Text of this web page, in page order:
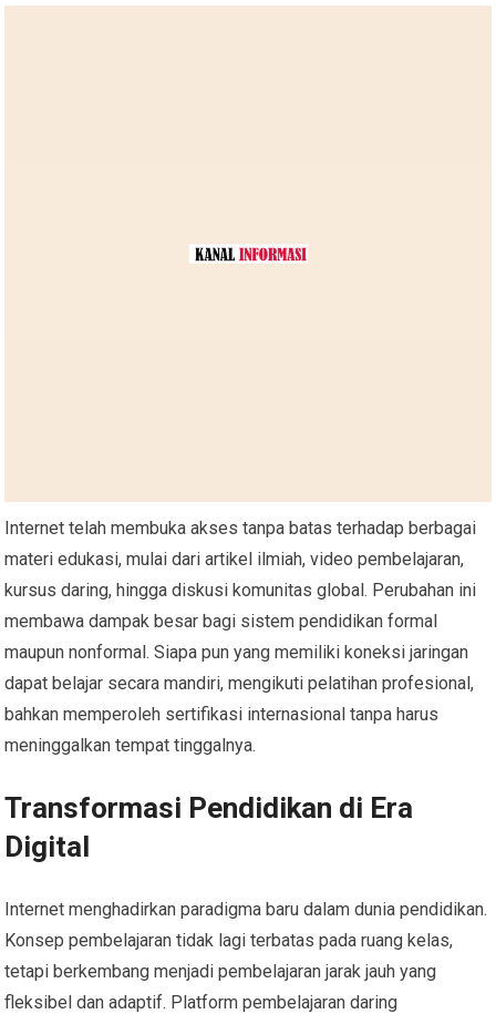
Internet telah membuka akses tanpa batas terhadap berbagai
materi edukasi, mulai dari artikel ilmiah, video pembelajaran,
kursus daring, hingga diskusi komunitas global. Perubahan ini
membawa dampak besar bagi sistem pendidikan formal
maupun nonformal. Siapa pun yang memiliki koneksi jaringan
dapat belajar secara mandiri, mengikuti pelatihan profesional,
bahkan memperoleh sertifikasi internasional tanpa harus
meninggalkan tempat tinggalnya.
Transformasi Pendidikan di Era
Digital
Internet menghadirkan paradigma baru dalam dunia pendidikan.
Konsep pembelajaran tidak lagi terbatas pada ruang kelas,
tetapi berkembang menjadi pembelajaran jarak jauh yang
fleksibel dan adaptif. Platform pembelajaran daring